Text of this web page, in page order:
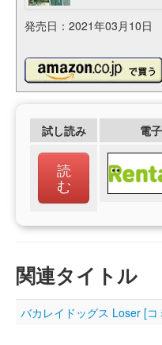
発売日：2021年03月10日
試し読み 電
読
む
関連タイトル
バカレイドッグス Loser [コ